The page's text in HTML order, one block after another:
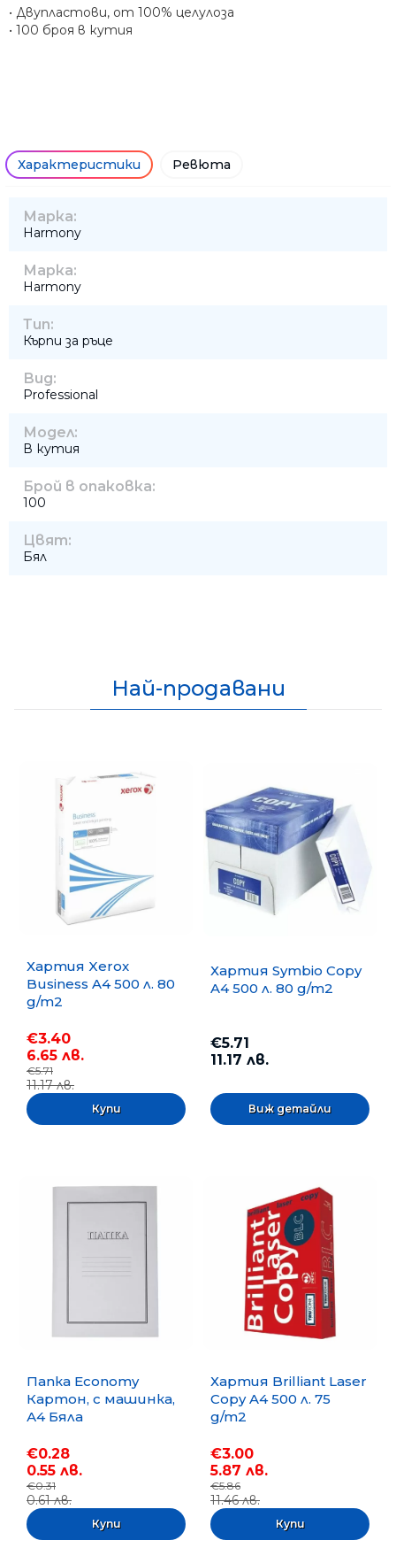
• Двупластови, от 100% целулоза
• 100 броя в кутия
Характеристики Ревюта
Марка:
Harmony
Марка:
Harmony
Тип:
Кърпи за ръце
Вид:
Professional
Модел:
В кутия
Брой в опаковка:
100
Цвят:
Бял
Най-продавани
Хартия Xerox
Business A4 500 л. 80
g/m2
€3.40
6.65 лв.
€5.71
11.17 лв.
Хартия Symbio Copy
A4 500 л. 80 g/m2
€5.71
11.17 лв.
Виж детайли
Папка Economy
Картон, с машинка,
А4 Бяла
€0.28
0.55 лв.
€0.31
0.61 лв.
Хартия Brilliant Laser
Copy A4 500 л. 75
g/m2
€3.00
5.87 лв.
€5.86
11.46 лв.